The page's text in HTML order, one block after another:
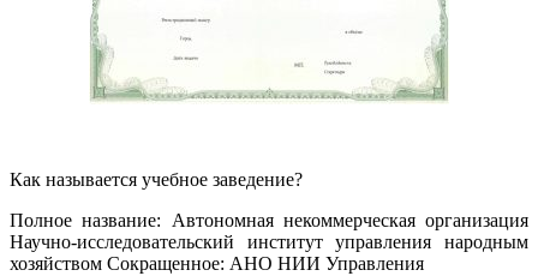
Как называется учебное заведение?
Полное название: Автономная некоммерческая организация
Научно-исследовательский институт управления народным
хозяйством Сокращенное: АНО НИИ Управления